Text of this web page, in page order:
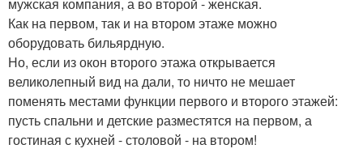
Как на первом, так и на втором этаже можно
оборудовать бильярдную.
Но, если из окон второго этажа открывается
великолепный вид на дали, то ничто не мешает
поменять местами функции первого и второго этажей:
пусть спальни и детские разместятся на первом, а
гостиная с кухней - столовой - на втором!